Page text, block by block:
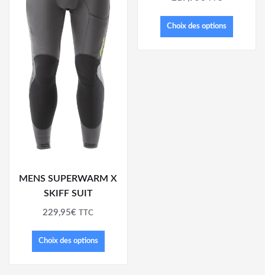
MENS SUPERWARM X
SKIFF SUIT
229,95€ TTC
Choix des options
Choix des options